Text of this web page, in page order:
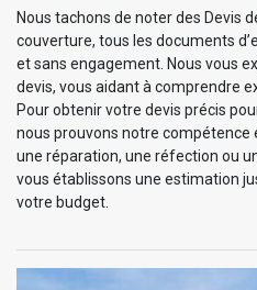
Nous tachons de noter des Devis
couverture, tous les documents
et sans engagement. Nous vous
devis, vous aidant à comprendre
Pour obtenir votre devis précis
nous prouvons notre compétence
une réparation, une réfection ou
vous établissons une estimation
votre budget.